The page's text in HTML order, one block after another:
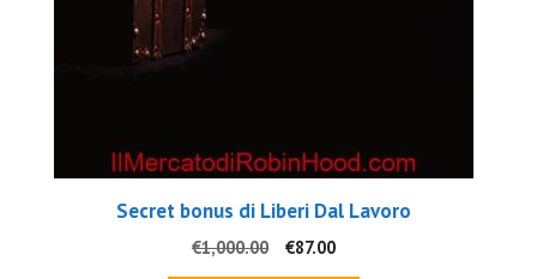
Secret bonus di Liberi Dal Lavoro
€1,000.00
Il
prezzo
€87.00Il
prezzo